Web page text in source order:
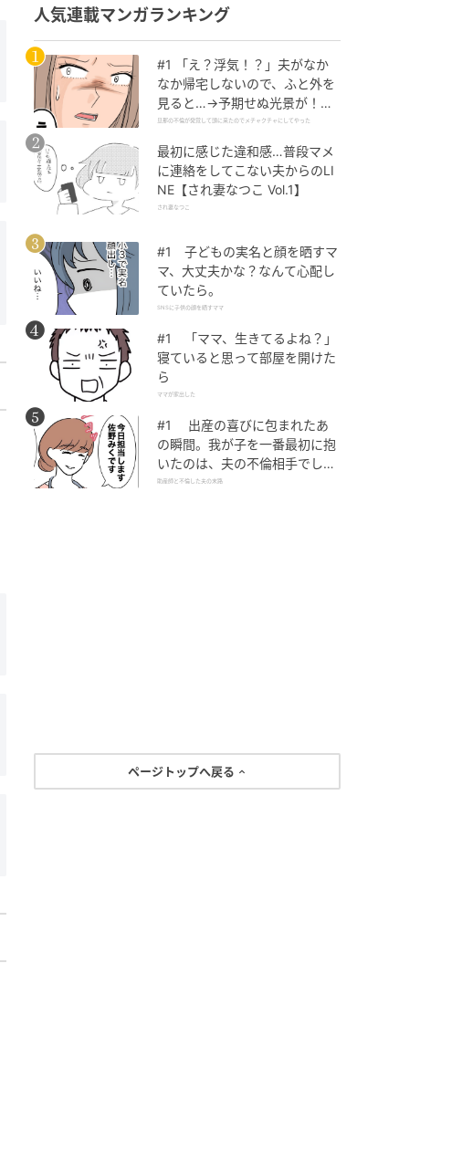
人気連載マンガランキング
#1 「え？浮気！？」夫がなか
なか帰宅しないので、ふと外を
見ると…→予期せぬ光景が！｜
旦那の不倫が発覚して頭に来た
旦那の不倫が発覚して頭に来たのでメチャクチャにしてやった
最初に感じた違和感…普段マメ
に連絡をしてこない夫からのLI
NE【され妻なつこ Vol.1】
され妻なつこ
#1 子どもの実名と顔を晒すマ
マ、大丈夫かな？なんて心配し
ていたら。
SNSに子供の顔を晒すママ
#1 「ママ、生きてるよね？」
寝ていると思って部屋を開けた
ら
ママが家出した
#1 出産の喜びに包まれたあ
の瞬間。我が子を一番最初に抱
いたのは、夫の不倫相手でし
た。
助産師と不倫した夫の末路
ページトップへ戻る